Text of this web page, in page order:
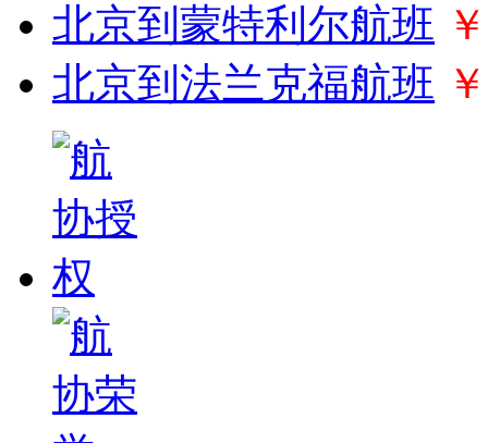
北京到蒙特利尔航班
北京到法兰克福航班